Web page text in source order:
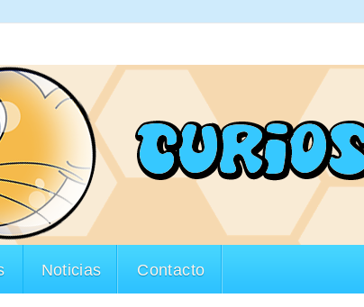
Noticias Contacto